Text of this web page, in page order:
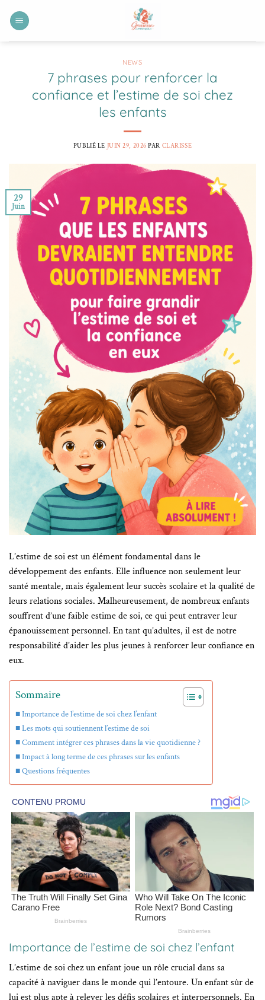
NEWS
7 phrases pour renforcer la
confiance et l’estime de soi chez
les enfants
PUBLIÉ LE JUIN 29, 2026 PAR CLARISSE
29
Juin
L’estime de soi est un élément fondamental dans le
développement des enfants. Elle influence non seulement leur
santé mentale, mais également leur succès scolaire et la qualité de
leurs relations sociales. Malheureusement, de nombreux enfants
souffrent d’une faible estime de soi, ce qui peut entraver leur
épanouissement personnel. En tant qu’adultes, il est de notre
responsabilité d’aider les plus jeunes à renforcer leur confiance en
eux.
Sommaire
Importance de l’estime de soi chez l’enfant
Les mots qui soutiennent l’estime de soi
Comment intégrer ces phrases dans la vie quotidienne ?
Impact à long terme de ces phrases sur les enfants
Questions fréquentes
Importance de l’estime de soi chez l’enfant
L’estime de soi chez un enfant joue un rôle crucial dans sa
capacité à naviguer dans le monde qui l’entoure. Un enfant sûr de
lui est plus apte à relever les défis scolaires et interpersonnels. En